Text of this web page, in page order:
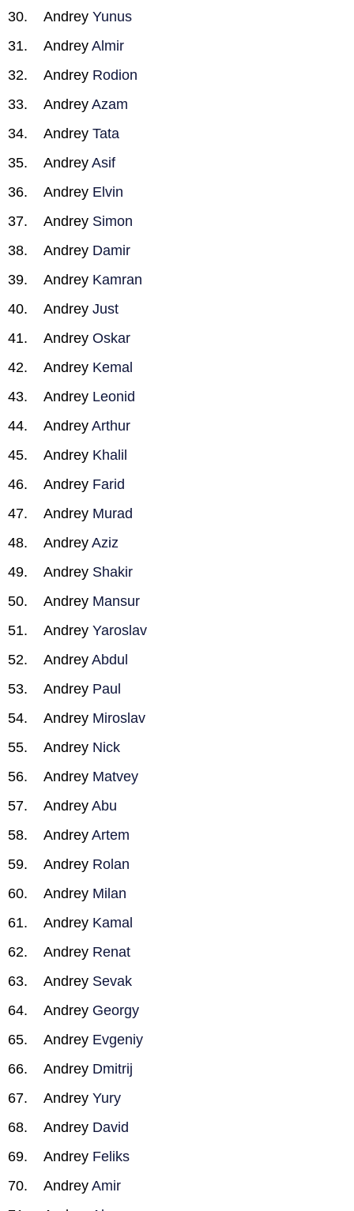
Andrey Yunus
Andrey Almir
Andrey Rodion
Andrey Azam
Andrey Tata
Andrey Asif
Andrey Elvin
Andrey Simon
Andrey Damir
Andrey Kamran
Andrey Just
Andrey Oskar
Andrey Kemal
Andrey Leonid
Andrey Arthur
Andrey Khalil
Andrey Farid
Andrey Murad
Andrey Aziz
Andrey Shakir
Andrey Mansur
Andrey Yaroslav
Andrey Abdul
Andrey Paul
Andrey Miroslav
Andrey Nick
Andrey Matvey
Andrey Abu
Andrey Artem
Andrey Rolan
Andrey Milan
Andrey Kamal
Andrey Renat
Andrey Sevak
Andrey Georgy
Andrey Evgeniy
Andrey Dmitrij
Andrey Yury
Andrey David
Andrey Feliks
Andrey Amir